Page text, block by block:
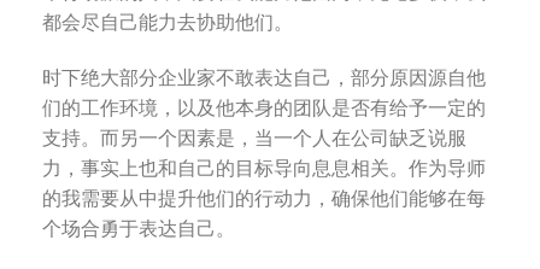
都会尽自己能力去协助他们。
时下绝大部分企业家不敢表达自己，部分原因源自他
们的工作环境，以及他本身的团队是否有给予一定的
支持。而另一个因素是，当一个人在公司缺乏说服
力，事实上也和自己的目标导向息息相关。作为导师
的我需要从中提升他们的行动力，确保他们能够在每
个场合勇于表达自己。